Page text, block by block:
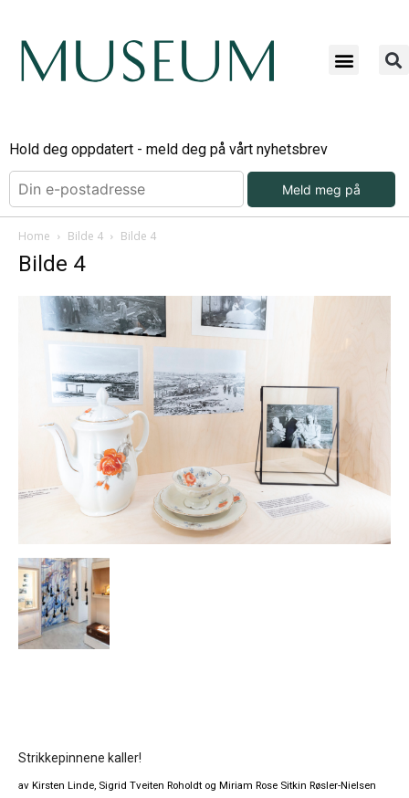
Hold deg oppdatert - meld deg på vårt nyhetsbrev
Meld meg på
Home Bilde 4 Bilde 4
Bilde 4
Strikkepinnene kaller!
av Kirsten Linde, Sigrid Tveiten Roholdt og Miriam Rose Sitkin Røsler-Nielsen